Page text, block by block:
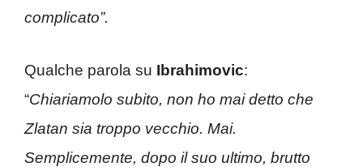
complicato”.
Qualche parola su Ibrahimovic:
“Chiariamolo subito, non ho mai detto che
Zlatan sia troppo vecchio. Mai.
Semplicemente, dopo il suo ultimo, brutto